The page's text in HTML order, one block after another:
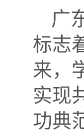
广
标志
来，
实现
功典